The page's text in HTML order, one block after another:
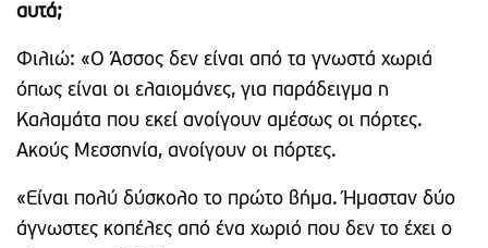
αυτά;
Φιλιώ: «Ο Άσσος δεν είναι από τα γνωστά χωριά
όπως είναι οι ελαιομάνες, για παράδειγμα η
Καλαμάτα που εκεί ανοίγουν αμέσως οι πόρτες.
Ακούς Μεσσηνία, ανοίγουν οι πόρτες.
«Είναι πολύ δύσκολο το πρώτο βήμα. Ήμασταν δύο
άγνωστες κοπέλες από ένα χωριό που δεν το έχει ο